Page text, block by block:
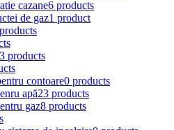
cazane6 products
de gaz1 product
products
contoare0 products
apă23 products
gaz8 products